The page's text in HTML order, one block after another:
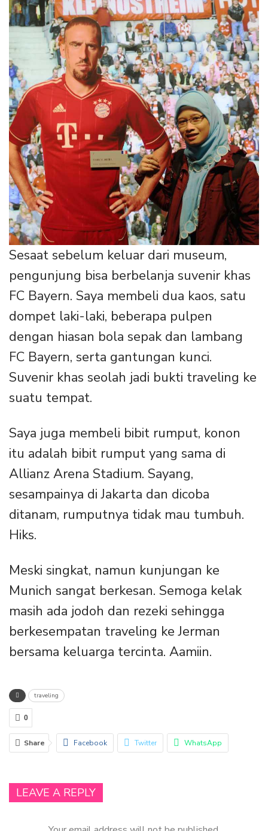
Sesaat sebelum keluar dari museum,
pengunjung bisa berbelanja suvenir khas
FC Bayern. Saya membeli dua kaos, satu
dompet laki-laki, beberapa pulpen
dengan hiasan bola sepak dan lambang
FC Bayern, serta gantungan kunci.
Suvenir khas seolah jadi bukti traveling ke
suatu tempat.
Saya juga membeli bibit rumput, konon
itu adalah bibit rumput yang sama di
Allianz Arena Stadium. Sayang,
sesampainya di Jakarta dan dicoba
ditanam, rumputnya tidak mau tumbuh.
Hiks.
Meski singkat, namun kunjungan ke
Munich sangat berkesan. Semoga kelak
masih ada jodoh dan rezeki sehingga
berkesempatan traveling ke Jerman
bersama keluarga tercinta. Aamiin.
traveling
0
Share Facebook Twitter WhatsApp
LEAVE A REPLY